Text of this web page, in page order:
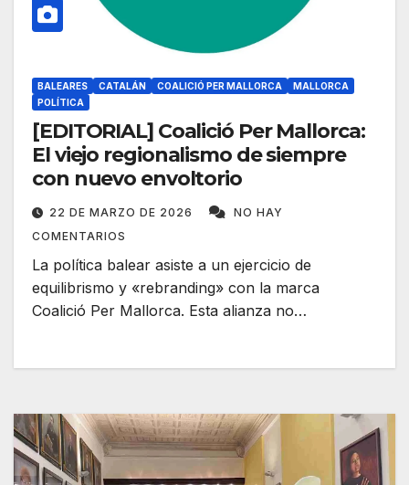
BALEARES CATALÁN COALICIÓ PER MALLORCA
MALLORCA
POLÍTICA
[EDITORIAL] Coalició Per Mallorca:
El viejo regionalismo de siempre
con nuevo envoltorio
22 DE MARZO DE 2026
NO HAY
COMENTARIOS
La política balear asiste a un ejercicio de
equilibrismo y «rebranding» con la marca
Coalició Per Mallorca. Esta alianza no…